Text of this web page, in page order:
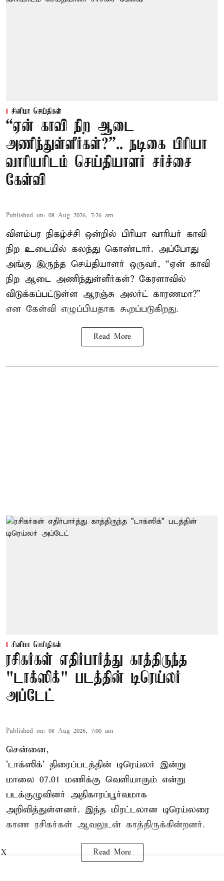
சினிமா செய்திகள்
“ஏன் காவி நிற ஆடை
அணிந்துள்ளீர்கள்?”.. நடிகை பிரியா
வாரியரிடம் செய்தியாளர் சர்ச்சை
கேள்வி
Published on: 08 Aug 2026, 7:26 am
விளம்பர நிகழ்ச்சி ஒன்றில் பிரியா வாரியர் காவி
நிற உடையில் கலந்து கொண்டார். அப்போது
அங்கு இருந்த செய்தியாளர் ஒருவர், “ஏன் காவி
நிற ஆடை அணிந்துள்ளீர்கள்? கேரளாவில்
விடுக்கப்பட்டுள்ள ஆரஞ்சு அலர்ட் காரணமா?”
என கேள்வி எழுப்பியதாக கூறப்படுகிறது.
Read More
சினிமா செய்திகள்
ரசிகர்கள் எதிர்பார்த்து காத்திருந்த
"டாக்ஸிக்" படத்தின் டிரெய்லர்
அப்டேட்
Published on: 08 Aug 2026, 7:00 am
சென்னை,
'டாக்ஸிக்' திரைப்படத்தின் டிரெய்லர் இன்று
மாலை 07.01 மணிக்கு வெளியாகும் என்று
படக்குழுவினர் அதிகாரப்பூர்வமாக
அறிவித்துள்ளனர். இந்த மிரட்டலான டிரெய்லரை
காண ரசிகர்கள் ஆவலுடன் காத்திருக்கின்றனர்.
Read More
X